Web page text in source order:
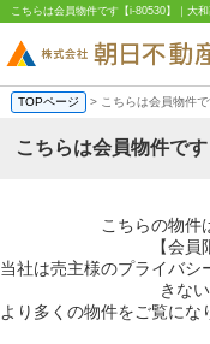
こちらは会員物件です【i-80530】｜大
TOPページ > こちらは会員物件で
こちらは会員物件です
こちらの物件
【会
当社は売主様のプライバ
きな
より多くの物件をご覧にな